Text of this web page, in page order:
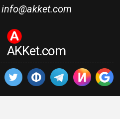
info@akket.com
AKKet.com